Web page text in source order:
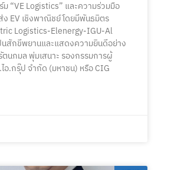
“VE Logistics” และความร่วมมือ
EV เชิงพาณิชย์ โดยมีพันธมิตร
Logistics-Elenergy-IGU-Al
นสักขีพยานและแสดงความยินดีอย่าง
นกมล พุ่มเสนาะ รองกรรมการผู้
อ.กรุ๊ป จำกัด (มหาชน) หรือ CIG